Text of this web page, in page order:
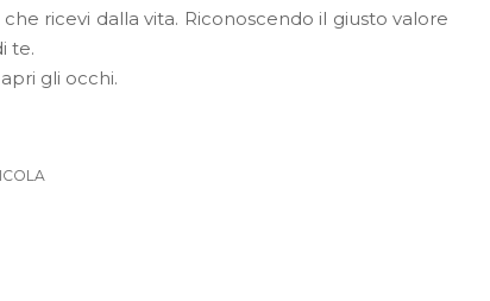
ricevi dalla vita. Riconoscendo il giusto valore
te.
gli occhi.